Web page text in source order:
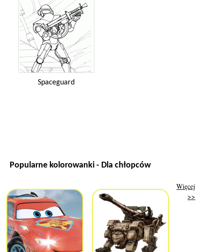
Spaceguard
Popularne kolorowanki - Dla chłopców
Więcej
>>